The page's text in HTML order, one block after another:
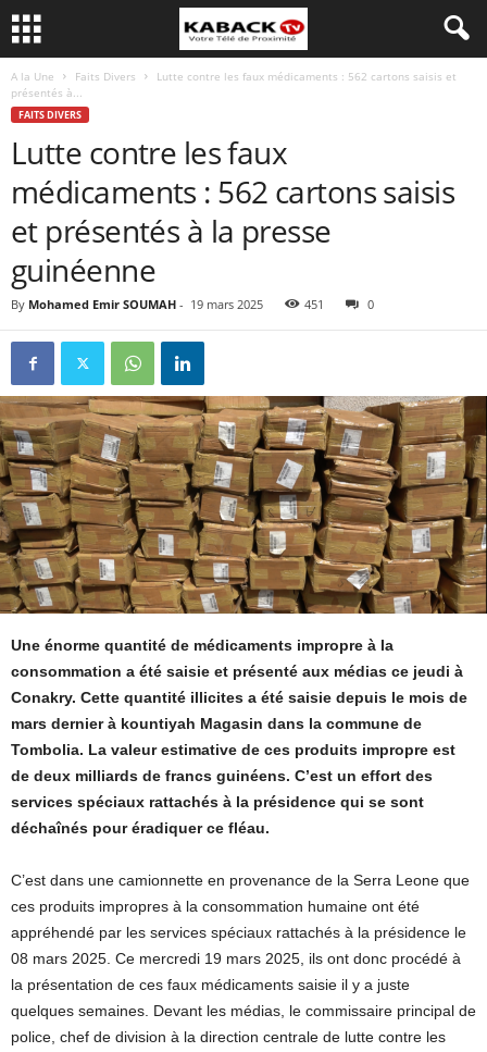
A la Une Faits Divers
Lutte contre les faux médicaments : 562 cartons saisis et
présentés à...
FAITS DIVERS
Lutte contre les faux
médicaments : 562 cartons saisis
et présentés à la presse
guinéenne
By Mohamed Emir SOUMAH - 19 mars 2025 451 0
Une énorme quantité de médicaments impropre à la
consommation a été saisie et présenté aux médias ce jeudi à
Conakry. Cette quantité illicites a été saisie depuis le mois de
mars dernier à kountiyah Magasin dans la commune de
Tombolia. La valeur estimative de ces produits impropre est
de deux milliards de francs guinéens. C’est un effort des
services spéciaux rattachés à la présidence qui se sont
déchaînés pour éradiquer ce fléau.
C’est dans une camionnette en provenance de la Serra Leone que
ces produits impropres à la consommation humaine ont été
appréhendé par les services spéciaux rattachés à la présidence le
08 mars 2025. Ce mercredi 19 mars 2025, ils ont donc procédé à
la présentation de ces faux médicaments saisie il y a juste
quelques semaines. Devant les médias, le commissaire principal de
police, chef de division à la direction centrale de lutte contre les